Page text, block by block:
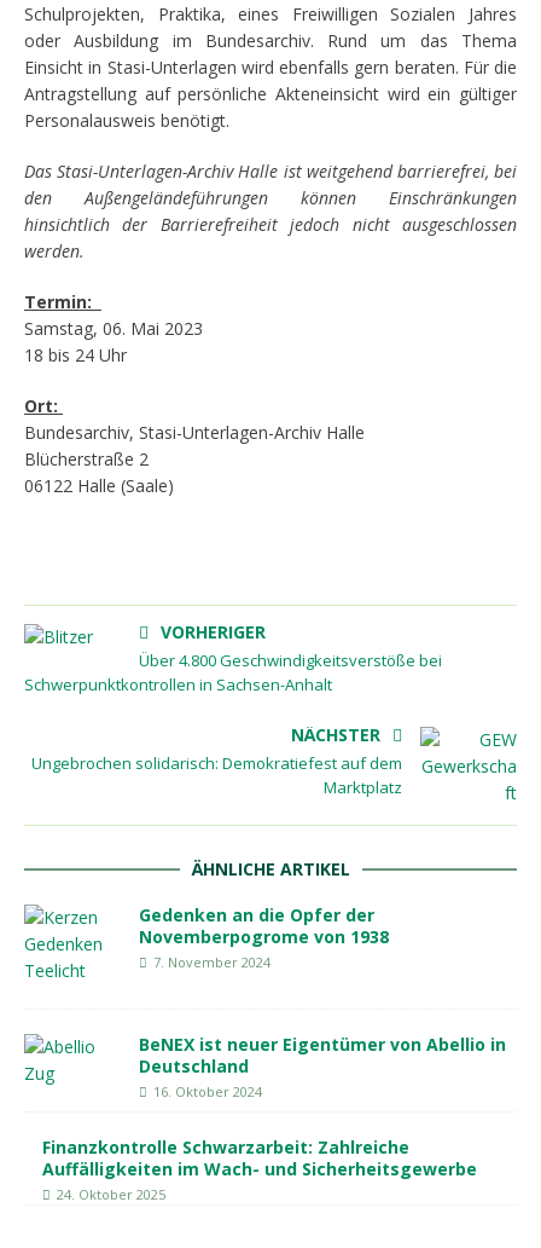
Schulprojekten, Praktika, eines Freiwilligen Sozialen Jahres
oder Ausbildung im Bundesarchiv. Rund um das Thema
Einsicht in Stasi-Unterlagen wird ebenfalls gern beraten. Für die
Antragstellung auf persönliche Akteneinsicht wird ein gültiger
Personalausweis benötigt.
Das Stasi-Unterlagen-Archiv Halle ist weitgehend barrierefrei, bei
den Außengeländeführungen können Einschränkungen
hinsichtlich der Barrierefreiheit jedoch nicht ausgeschlossen
werden.
Termin:
Samstag, 06. Mai 2023
18 bis 24 Uhr
Ort:
Bundesarchiv, Stasi-Unterlagen-Archiv Halle
Blücherstraße 2
06122 Halle (Saale)
VORHERIGER
Über 4.800 Geschwindigkeitsverstöße bei
Schwerpunktkontrollen in Sachsen-Anhalt
NÄCHSTER
Ungebrochen solidarisch: Demokratiefest auf dem
Marktplatz
ÄHNLICHE ARTIKEL
Gedenken an die Opfer der
Novemberpogrome von 1938
7. November 2024
BeNEX ist neuer Eigentümer von Abellio in
Deutschland
16. Oktober 2024
Finanzkontrolle Schwarzarbeit: Zahlreiche
Auffälligkeiten im Wach- und Sicherheitsgewerbe
24. Oktober 2025